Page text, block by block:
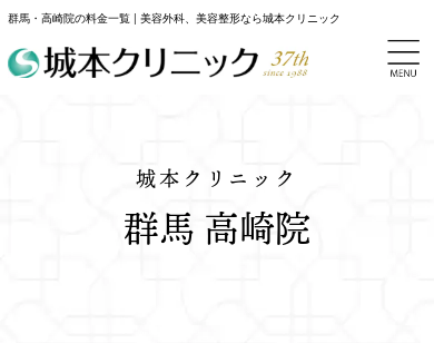
群馬・高崎院の料金一覧 | 美容外科、美容整形なら城本クリニック
城本クリニック
群馬 高崎院